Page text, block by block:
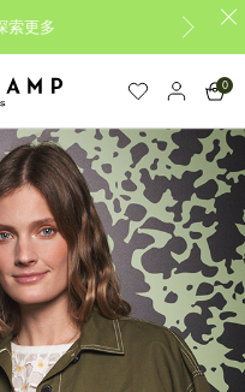
設計專屬您的My Pliage， 線上限
0